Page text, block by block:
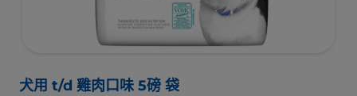
犬用 t/d 雞肉口味 5磅 袋